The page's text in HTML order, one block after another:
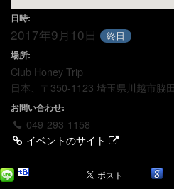
日時:
2017年9月10日 終日
場所:
Club Honey Trip
日本、〒350-1123 埼玉県川越市脇
お問い合わせ:
049-293-1158
イベントのサイト